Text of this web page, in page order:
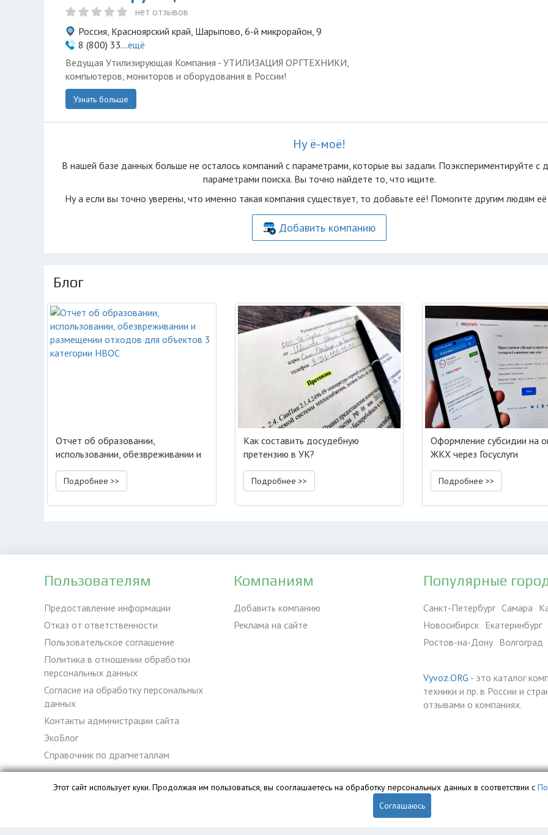
нет отзывов
Россия, Красноярский край, Шарыпово, 6-й микрорайон, 9
8 (800) 33...ещё
Ведущая Утилизирующая Компания - УТИЛИЗАЦИЯ ОРГТЕХНИКИ,
компьютеров, мониторов и оборудования в России!
Узнать больше
Ну ё-моё!
В нашей базе данных больше не осталоcь компаний с параметрами, которые вы задали. Поэкспериментируйте с
параметрами поиска. Вы точно найдете то, что ищите.
Ну а если вы точно уверены, что именно такая компания существует, то добавьте её! Помогите другим людям
Добавить компанию
Блог
Отчет об образовании,
использовании, обезвреживании и
размещении отходов для
объектов 3 категории НВОС
Подробнее >>
Как составить досудебную
претензию в УК?
Подробнее >>
Оформление субсидии на
ЖКХ через Госуслуги
Подробнее >>
Пользователям
Предоставление информации
Отказ от ответственности
Пользовательское соглашение
Политика в отношении обработки
персональных данных
Согласие на обработку персональных
данных
Контакты администрации сайта
ЭкоБлог
Справочник по драгметаллам
Компаниям
Добавить компанию
Реклама на сайте
Популярные
Санкт-Петербург Самара
Новосибирск Екатеринбург
Ростов-на-Дону Волгоград
Vyvoz.ORG - это каталог
техники и пр. в России и
отзывами о компаниях.
База данных сайта vyvoz.org является интеллектуальной собственностью ООО «Профит» и охраняется законом.
Этот сайт использует куки. Продолжая им пользоваться, вы сооглашаетесь на обработку персональных данных в соответствии с
Соглашаюсь